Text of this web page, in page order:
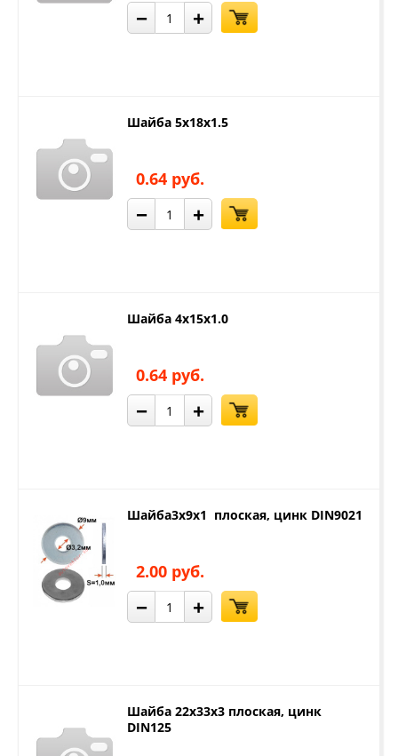
− +
Шайба 5х18х1.5
0.64 руб.
− +
Шайба 4х15х1.0
0.64 руб.
− +
Шайба3x9x1 плоская, цинк DIN9021
2.00 руб.
− +
Шайба 22х33х3 плоская, цинк
DIN125